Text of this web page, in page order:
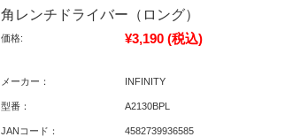
角レンチドライバー（ロング）
価格: ¥3,190 (税込)
メーカー： INFINITY
型番： A2130BPL
JANコード： 4582739936585